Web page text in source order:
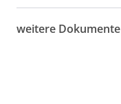
weitere Dokumente